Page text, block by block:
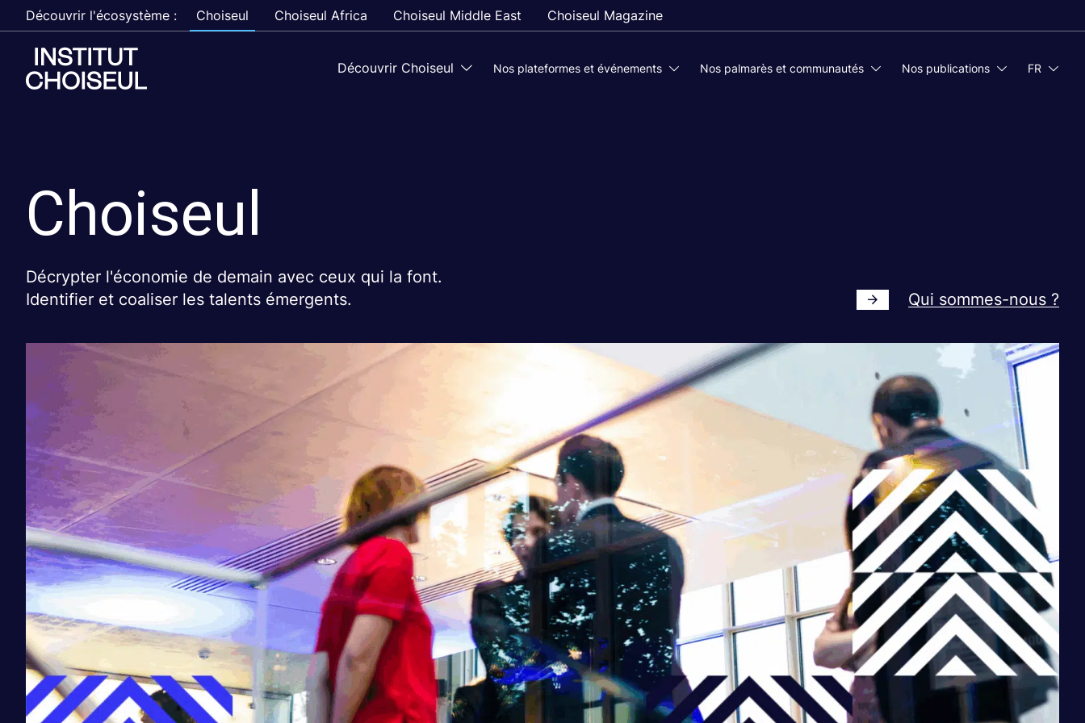
Découvrir l'écosystème : Choiseul Choiseul Africa Choiseul Middle East Choiseul Magazine
Découvrir Choiseul Nos plateformes et événements Nos palmarès et communautés Nos publications FR
Choiseul
Décrypter l'économie de demain avec ceux qui la font.
Identifier et coaliser les talents émergents.
Qui sommes-nous ?